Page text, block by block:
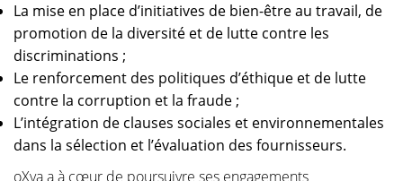
La mise en place d’initiatives de bien-être au travail, de
promotion de la diversité et de lutte contre les
discriminations ;
Le renforcement des politiques d’éthique et de lutte
contre la corruption et la fraude ;
L’intégration de clauses sociales et environnementales
dans la sélection et l’évaluation des fournisseurs.
oXya a à cœur de poursuivre ses engagements